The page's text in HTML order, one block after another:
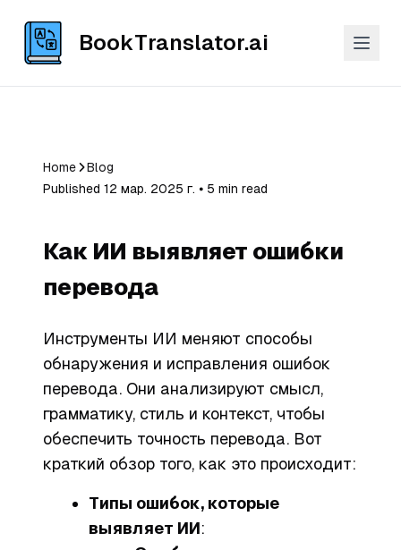
BookTranslator.ai
Home
Blog
Published 12 мар. 2025 г. ⦁ 5 min read
Как ИИ выявляет ошибки
перевода
Инструменты ИИ меняют способы
обнаружения и исправления ошибок
перевода. Они анализируют смысл,
грамматику, стиль и контекст, чтобы
обеспечить точность перевода. Вот
краткий обзор того, как это происходит:
Типы ошибок, которые
выявляет ИИ: